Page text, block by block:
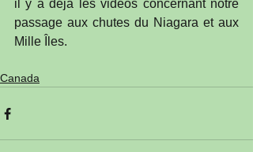
il y a déjà les vidéos concernant notre
passage aux chutes du Niagara et aux
Mille Îles.
Canada